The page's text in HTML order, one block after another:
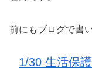
前にもブログで書
1/30 生活保